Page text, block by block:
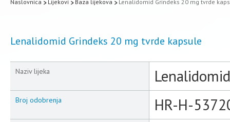
Naslovnica Lijekovi Baza lijekova Lenalidomid Grindeks 20 mg tvrde
Lenalidomid Grindeks 20 mg tvrde kapsule
Naziv lijeka
Broj odobrenja HR-H-